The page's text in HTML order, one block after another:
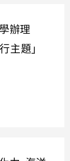
辦理
主題」